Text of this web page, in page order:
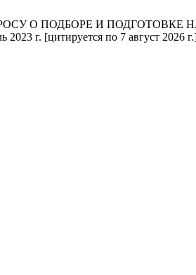
О ПОДБОРЕ И
г. [цитируется по 7 август